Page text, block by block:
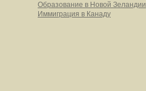
Образование в Новой Зеландии
Иммиграция в Канаду